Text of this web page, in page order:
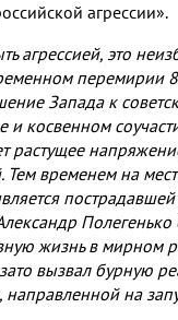
агрессии».
агрессией, это
перемирии 8
Запада к
и косвенном
растущее
Тем временем на
Полегенько
жизнь в мирном
вызвал бурную
на